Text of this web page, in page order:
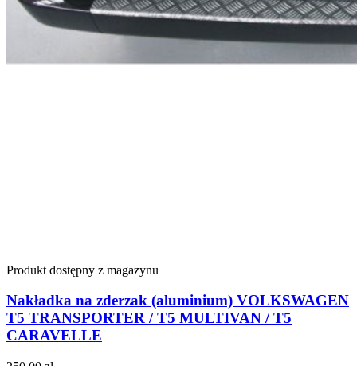
Produkt dostępny z magazynu
Nakładka na zderzak (aluminium) VOLKSWAGEN
T5 TRANSPORTER / T5 MULTIVAN / T5
CARAVELLE